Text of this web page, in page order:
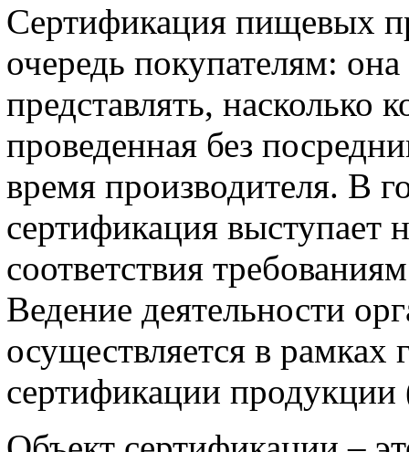
Сертификация пищевых
очередь покупателям:
представлять, насколько
проведенная без
время производителя. В
сертификация
соответствия
Ведение деятельности
осуществляется в рамках
сертификации